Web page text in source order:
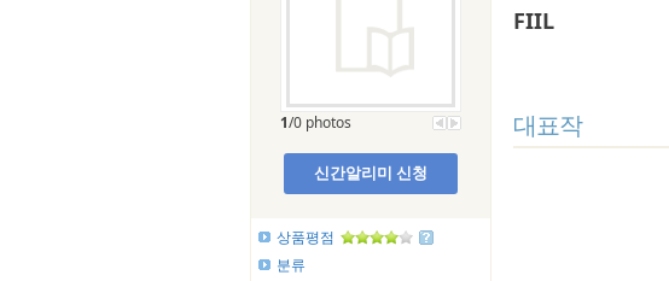
1/0 photos
신간알리미 신청
상품평점
분류
FIIL
대표작